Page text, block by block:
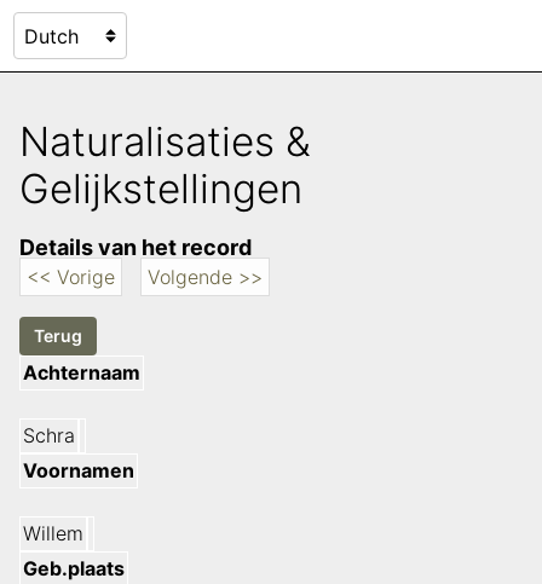
Naturalisaties &
Gelijkstellingen
Details van het record
<< Vorige Volgende >>
Achternaam
Schra
Voornamen
Willem
Geb.plaats